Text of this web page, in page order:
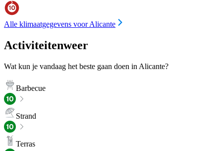
Alle klimaatgegevens voor Alicante
Activiteitenweer
Wat kun je vandaag het beste gaan doen in Alicante?
Barbecue
Strand
Terras